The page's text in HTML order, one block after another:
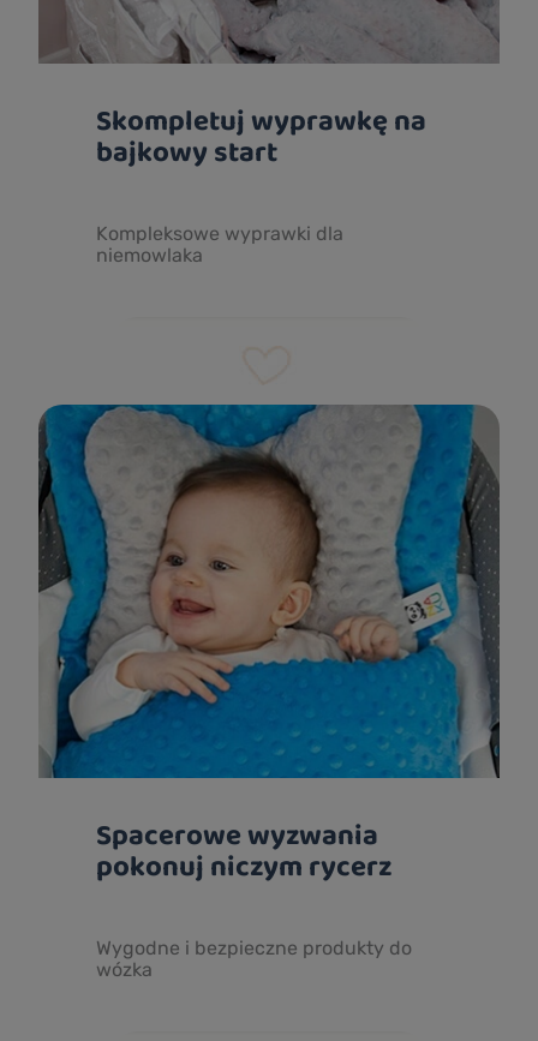
Skompletuj wyprawkę na
bajkowy start
Kompleksowe wyprawki dla
niemowlaka
Spacerowe wyzwania
pokonuj niczym rycerz
Wygodne i bezpieczne produkty do
wózka